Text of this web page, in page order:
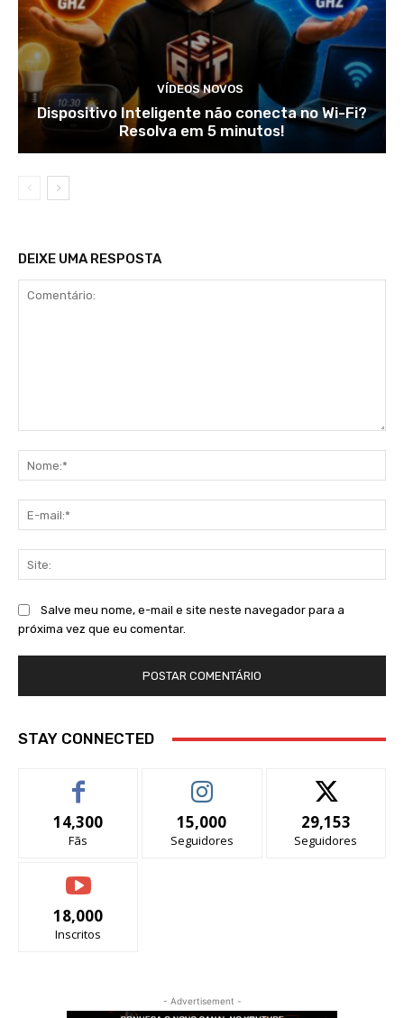
VÍDEOS NOVOS
Dispositivo Inteligente não conecta no Wi-Fi?
Resolva em 5 minutos!
DEIXE UMA RESPOSTA
Salve meu nome, e-mail e site neste navegador para a
próxima vez que eu comentar.
STAY CONNECTED
14,300
Fãs
15,000
Seguidores
29,153
Seguidores
18,000
Inscritos
- Advertisement -